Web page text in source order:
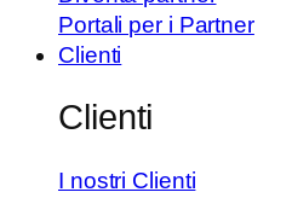
Portali per i Partner
Clienti
Clienti
I nostri Clienti